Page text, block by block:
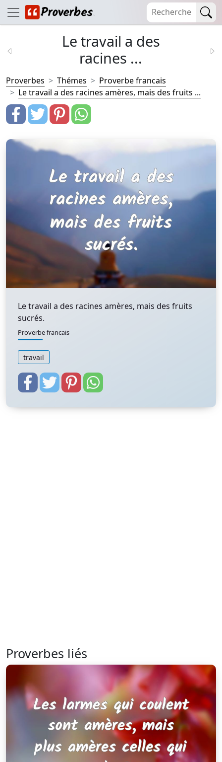
Le travail a des
racines ...
Proverbes Thémes
Proverbe francais
Le travail a des racines amères, mais des fruits ...
Le travail a des racines amères, mais des fruits
sucrés.
Proverbe francais
travail
Proverbes liés